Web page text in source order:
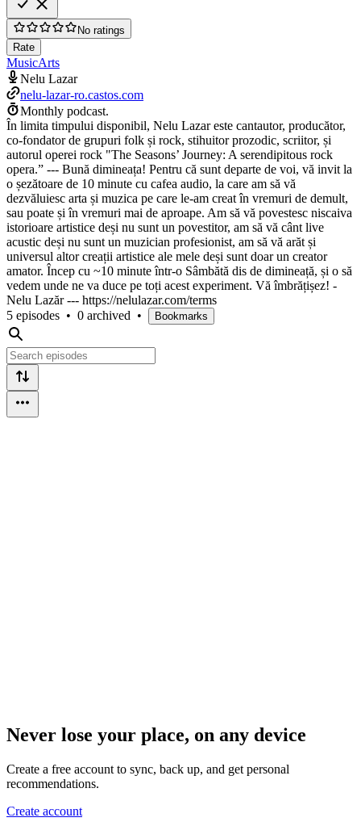
No ratings
Rate
MusicArts
Nelu Lazar
nelu-lazar-ro.castos.com
Monthly podcast.
În limita timpului disponibil, Nelu Lazar este cantautor, producător,
co-fondator de grupuri folk și rock, stihuitor prozodic, scriitor, și
autorul operei rock "The Seasons’ Journey: A serendipitous rock
opera.” --- Bună dimineața! Pentru că sunt departe de voi, vă invit la
o șezătoare de 10 minute cu cafea audio, la care am să vă
dezvăluiesc arta și muzica pe care le-am creat în vremuri de demult,
sau poate și în vremuri mai de aproape. Am să vă povestesc niscaiva
istorioare artistice deși nu sunt un povestitor, am să vă cânt live
acustic deși nu sunt un muzician profesionist, am să vă arăt și
universul altor creații artistice ale mele deși sunt doar un creator
amator. Încep cu ~10 minute într-o Sâmbătă dis de dimineață, și o să
vedem unde ne va duce pe toți acest experiment. Vă îmbrățișez! -
Nelu Lazăr --- https://nelulazar.com/terms
5 episodes • 0 archived • Bookmarks
Never lose your place, on any device
Create a free account to sync, back up, and get personal
recommendations.
Create account